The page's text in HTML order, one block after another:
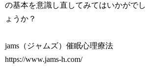
の基本を意識し直してみてはいかがでし
ょうか？
jams（ジャムズ）催眠心理療法
https://www.jams-h.com/